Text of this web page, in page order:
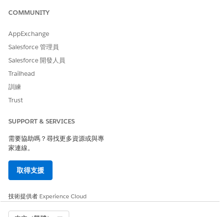
備註您也可以使用「工作類型」頁面上的「必要產品」相關清單,
將必要產品新增至工作類型。不過,開始之前,請確保您將相關清
單新增至「工作類型」版面配置。進入「設定」,移至「物件管理
員」,開啟「工作類型」物件,然後將相關清單新增至版面配置。
是 否
COMMUNITY
AppExchange
Salesforce 管理員
Salesforce 開發人員
Trailhead
訓練
Trust
SUPPORT & SERVICES
需要協助嗎？尋找更多資源或與專
家連線。
取得支援
技術提供者 Experience Cloud